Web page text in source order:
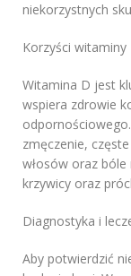
niekorzystnych
Korzyści
Witamina D jest
wspiera zdrowie
zmęczenie,
włosów oraz
krzywicy oraz
Diagnostyka i
Aby potwierdzić